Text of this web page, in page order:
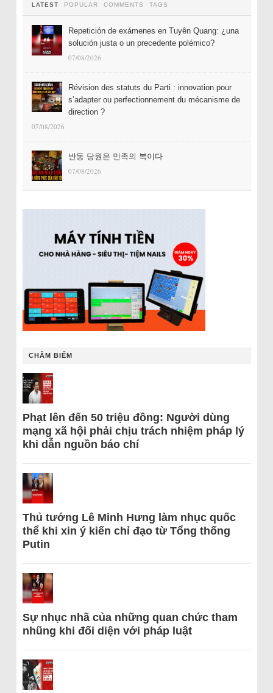
LATEST POPULAR COMMENTS TAGS
Repetición de exámenes en Tuyên Quang: ¿una
solución justa o un precedente polémico?
07/08/2026
Révision des statuts du Parti : innovation pour
s’adapter ou perfectionnement du mécanisme de
direction ?
07/08/2026
반동 당원은 민족의 복이다
07/08/2026
CHÂM BIẾM
Phạt lên đến 50 triệu đồng: Người dùng
mạng xã hội phải chịu trách nhiệm pháp lý
khi dẫn nguồn báo chí
Thủ tướng Lê Minh Hưng làm nhục quốc
thể khi xin ý kiến chỉ đạo từ Tổng thống
Putin
Sự nhục nhã của những quan chức tham
nhũng khi đối diện với pháp luật